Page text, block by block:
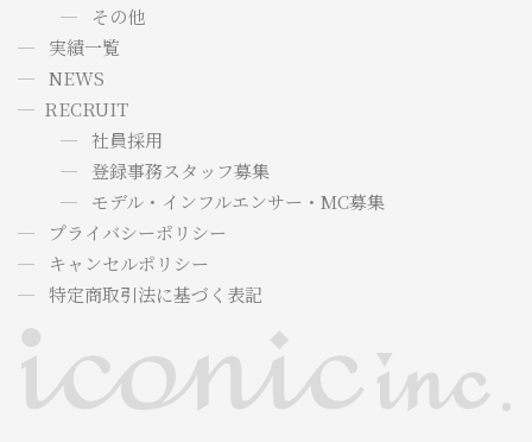
その他
実績一覧
NEWS
RECRUIT
社員採用
登録事務スタッフ募集
モデル・インフルエンサー・MC募集
プライバシーポリシー
キャンセルポリシー
特定商取引法に基づく表記